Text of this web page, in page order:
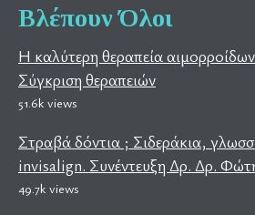
Βλέπουν Όλοι
Η καλύτερη θεραπεία
Σύγκριση θεραπειών
51.6k views
Στραβά δόντια ; Σιδεράκια,
invisalign. Συνέντευξη Δρ. Δρ.
49.7k views